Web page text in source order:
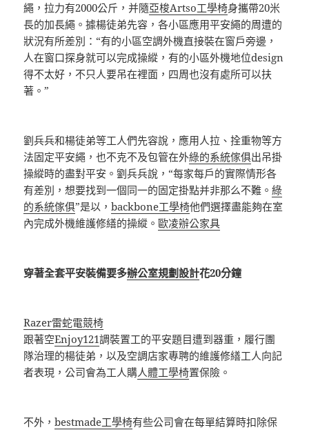
繩，拉力有2000公斤，并隨亞梭Artso工學椅身攜帶20米
長的加長繩。據楊徒弟先容，各小區應用平安繩的周遭的
狀況有所差別：“有的小區空調外機直接裝在窗戶旁邊，
人在窗口探身就可以完成操縱，有的小區外機地位design
得不太好，不只人要吊在裡面，四周也沒有處所可以扶
著。”
劉兵兵和楊徒弟等工人們先容說，應用人拉、拴重物等方
法固定平安繩，也不克不及包管在外綠的系統傢俱出吊掛
操縱時的盡對平安。劉兵兵說，“每家每戶的實際情形各
有差別，想要找到一個同一的固定掛點并非那么不難。綠
的系統傢俱”是以，backbone工學椅他們選擇盡能夠在室
內完成外機維護修繕的操縱。歐凌辦公家具
穿著全套平安裝備要多辦公室規劃設計花20分鐘
Razer雷蛇電競椅
跟著空Enjoy121調裝置工的平安題目遭到器重，履行團
隊治理的楊徒弟，以及空調店家專聘的維護修繕工人向記
者表現，公司會為工人購人體工學椅置保險。
不外，bestmade工學椅有些公司會在每單結算時扣除保